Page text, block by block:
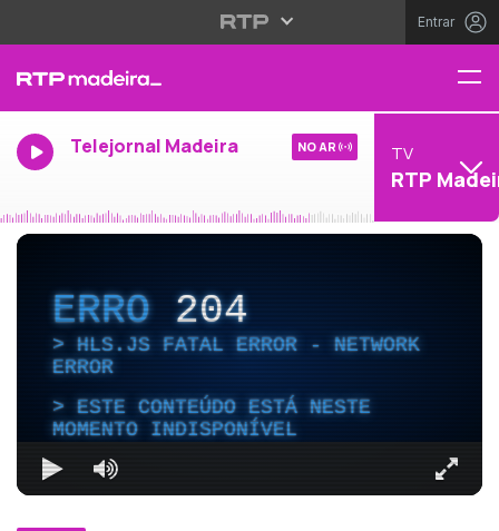
Entrar
Telejornal Madeira NO AR TV
RTP
ERRO204
HLS.JS FATAL ERROR - NETWORK
ERROR
ESTE CONTEÚDO ESTÁ NESTE
MOMENTO INDISPONÍVEL